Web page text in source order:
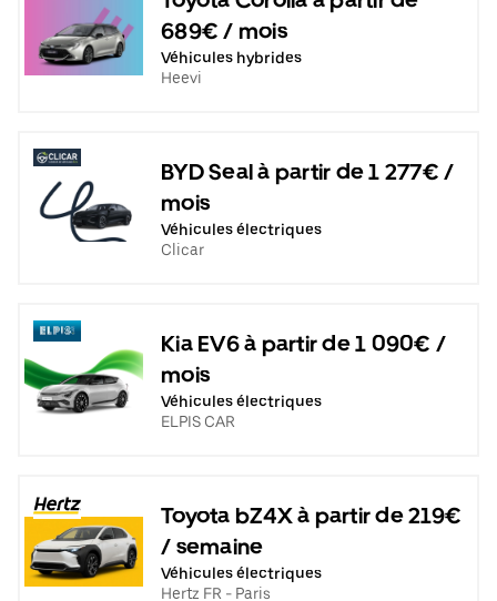
689€ / mois
Véhicules hybrides
Heevi
BYD Seal à partir de 1 277€ /
mois
Véhicules électriques
Clicar
Kia EV6 à partir de 1 090€ /
mois
Véhicules électriques
ELPIS CAR
Toyota bZ4X à partir de 219€
/ semaine
Véhicules électriques
Hertz FR - Paris